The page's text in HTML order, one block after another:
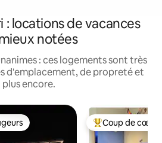
: locations de vacances
notées
: ces logements sont très
d'emplacement, de propreté et
plus encore.
les plus appréciés Coups de cœur
Coup de cœur